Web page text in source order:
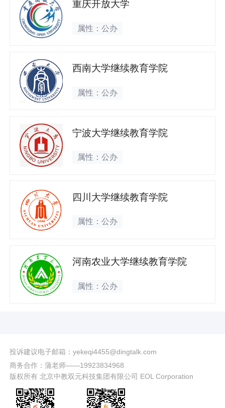
重庆开放大学
属性：公办
西南大学继续教育学院
属性：公办
宁波大学继续教育学院
属性：公办
四川大学继续教育学院
属性：公办
河南农业大学继续教育学院
属性：公办
投诉建议电子邮箱：yekeqi4455@dingtalk.com
商务合作：蒲老师——19923834968
版权所有 北京中教双元科技集团有限公司 EOL Corporation